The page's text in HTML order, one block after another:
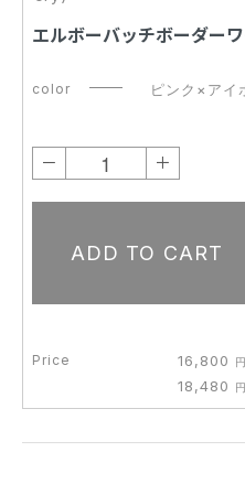
エルボーバッチボーダー
color ピンク×アイ
－ ＋
ADD TO CART
Price 16,800 円
18,480 円